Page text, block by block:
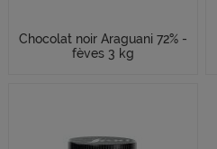
Chocolat noir Araguani 72% -
fèves 3 kg